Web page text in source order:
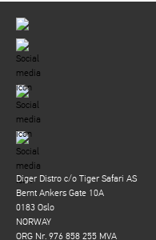
Diger Distro c/o Tiger Safari AS
Bernt Ankers Gate 10A
0183 Oslo
NORWAY
ORG Nr. 976 858 255 MVA